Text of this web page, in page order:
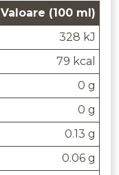
Valoare (100 ml)
328 kJ
79 kcal
0 g
0 g
0.13 g
0.06 g